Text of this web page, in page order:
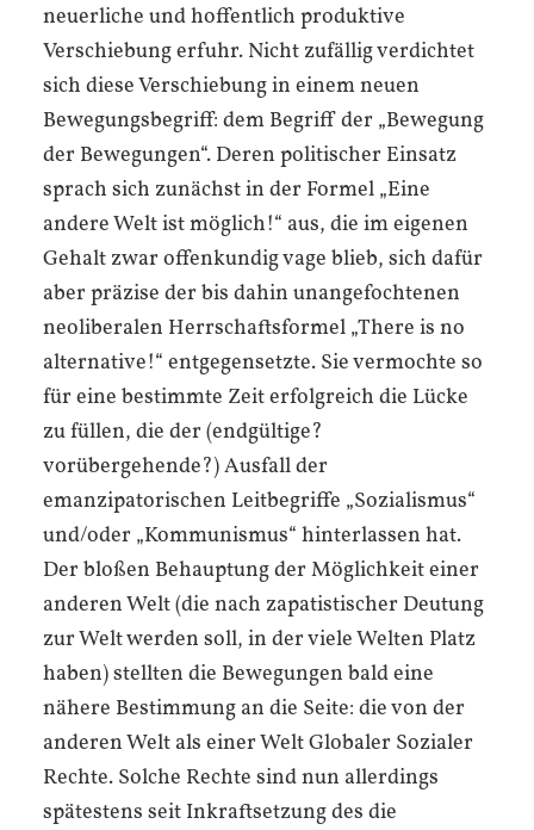
neuerliche und hoffentlich produktive
Verschiebung erfuhr. Nicht zufällig verdichtet
sich diese Verschiebung in einem neuen
Bewegungsbegriff: dem Begriff der „Bewegung
der Bewegungen“. Deren politischer Einsatz
sprach sich zunächst in der Formel „Eine
andere Welt ist möglich!“ aus, die im eigenen
Gehalt zwar offenkundig vage blieb, sich dafür
aber präzise der bis dahin unangefochtenen
neoliberalen Herrschaftsformel „There is no
alternative!“ entgegensetzte. Sie vermochte so
für eine bestimmte Zeit erfolgreich die Lücke
zu füllen, die der (endgültige?
vorübergehende?) Ausfall der
emanzipatorischen Leitbegriffe „Sozialismus“
und/oder „Kommunismus“ hinterlassen hat.
Der bloßen Behauptung der Möglichkeit einer
anderen Welt (die nach zapatistischer Deutung
zur Welt werden soll, in der viele Welten Platz
haben) stellten die Bewegungen bald eine
nähere Bestimmung an die Seite: die von der
anderen Welt als einer Welt Globaler Sozialer
Rechte. Solche Rechte sind nun allerdings
spätestens seit Inkraftsetzung des die